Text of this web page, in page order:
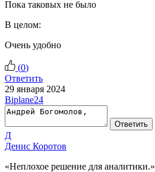
Пока таковых не было
В целом:
Очень удобно
(0)
Ответить
29 января 2024
Biplane24
Ответить
Д
Денис Коротов
«Неплохое решение для аналитики.»